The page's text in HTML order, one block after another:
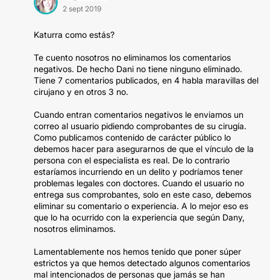
2 sept 2019
Katurra como estás?
Te cuento nosotros no eliminamos los comentarios
negativos. De hecho Dani no tiene ninguno eliminado.
Tiene 7 comentarios publicados, en 4 habla maravillas del
cirujano y en otros 3 no.
Cuando entran comentarios negativos le enviamos un
correo al usuario pidiendo comprobantes de su cirugía.
Como publicamos contenido de carácter público lo
debemos hacer para asegurarnos de que el vínculo de la
persona con el especialista es real. De lo contrario
estaríamos incurriendo en un delito y podríamos tener
problemas legales con doctores. Cuando el usuario no
entrega sus comprobantes, solo en este caso, debemos
eliminar su comentario o experiencia. A lo mejor eso es
que lo ha ocurrido con la experiencia que según Dany,
nosotros eliminamos.
Lamentablemente nos hemos tenido que poner súper
estrictos ya que hemos detectado algunos comentarios
mal intencionados de personas que jamás se han